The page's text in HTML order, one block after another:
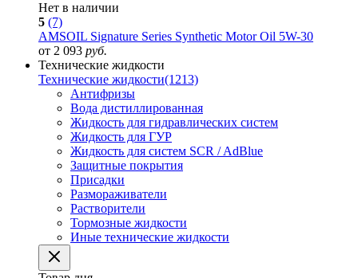
Нет в наличии
5 (7)
AMSOIL Signature Series Synthetic Motor Oil 5W-30
от 2 093 руб.
Технические жидкости
Технические жидкости(1213)
Антифризы
Вода дистиллированная
Жидкость для гидравлических систем
Жидкость для ГУР
Жидкость для систем SCR / AdBlue
Защитные покрытия
Присадки
Размораживатели
Растворители
Тормозные жидкости
Иные технические жидкости